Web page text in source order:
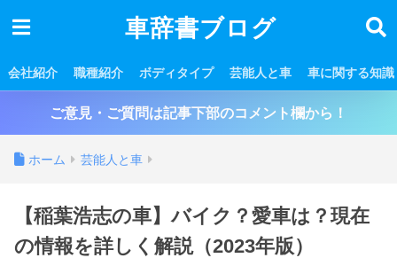
車辞書ブログ
会社紹介 職種紹介 ボディタイプ 芸能人と車 車に関する知識
ご意見・ご質問は記事下部のコメント欄から！
ホーム 芸能人と車
【稲葉浩志の車】バイク？愛車は？現在
の情報を詳しく解説（2023年版）